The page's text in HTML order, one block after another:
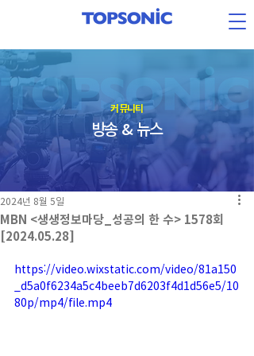
​커뮤니티
방송 & 뉴스
MBN <생생정보마당_성공의 한 수> 1578회
[2024.05.28]
2024년 8월 5일
https://video.wixstatic.com/video/81a150
_d5a0f6234a5c4beeb7d6203f4d1d56e5/10
80p/mp4/file.mp4